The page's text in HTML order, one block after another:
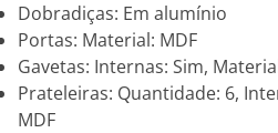
Dobradiças: Em alumínio
Portas: Material: MDF
Gavetas: Internas: Sim,
Prateleiras: Quantidade: 6,
MDF